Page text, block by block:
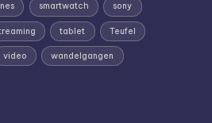
smartwatch sony
tablet Teufel
video wandelgangen